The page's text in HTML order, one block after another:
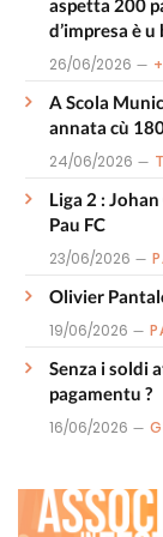
aspetta 200
d’impresa è
26/06/2026
A Scola
annata cù
24/06/2026
Liga 2 :
Pau FC
23/06/2026
Olivier
19/06/2026
Senza i soldi
pagamentu ?
16/06/2026